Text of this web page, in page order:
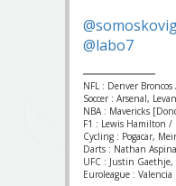
@labo7
NFL : Denver
Soccer : Arsenal,
NBA : Mavericks
F1 : Lewis Hamilton /
Cycling : Pogacar,
Darts : Nathan
UFC : Justin
Euroleague :